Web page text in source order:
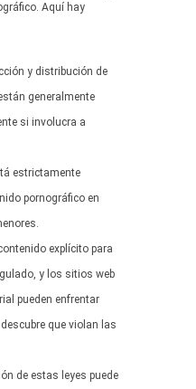
Aquí hay
y distribución de
generalmente
si involucra a
estrictamente
pornográfico en
explícito para
y los sitios web
pueden enfrentar
que violan las
de estas leyes puede